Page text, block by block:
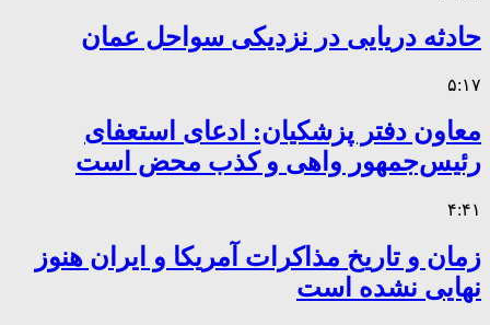
حادثه دریایی در نزدیکی سواحل عمان
۵:۱۷
معاون دفتر پزشکیان: ادعای استعفای
رئیس‌جمهور واهی و کذب محض است
۴:۴۱
زمان و تاریخ مذاکرات آمریکا و ایران هنوز
نهایی نشده است